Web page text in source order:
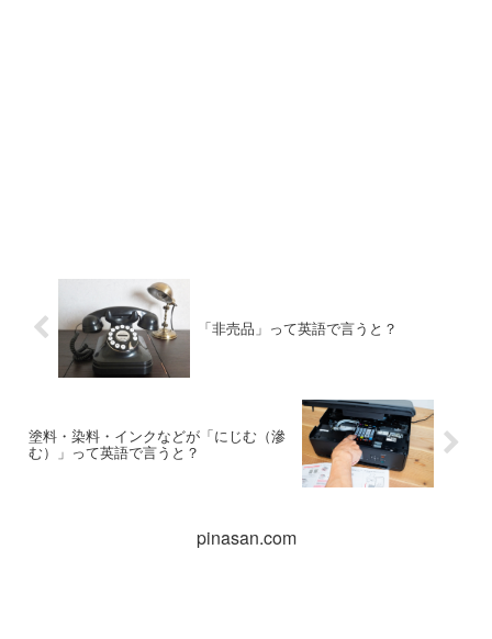
「非売品」って英語で言うと？
塗料・染料・インクなどが「にじむ（滲
む）」って英語で言うと？
pinasan.com